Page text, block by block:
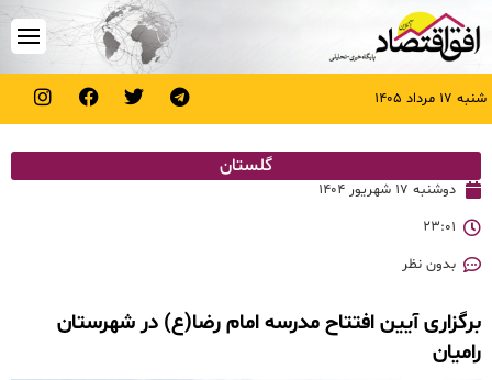
شنبه ۱۷ مرداد ۱۴۰۵
گلستان
دوشنبه ۱۷ شهریور ۱۴۰۴
۲۳:۰۱
بدون نظر
برگزاری آیین افتتاح مدرسه امام رضا(ع) در شهرستان
رامیان